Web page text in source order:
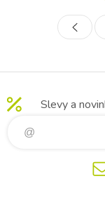
ramena tzv.
- body mají
Slevy a